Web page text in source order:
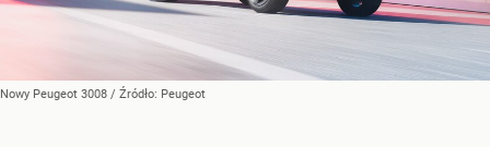
Nowy Peugeot 3008 / Źródło: Peugeot